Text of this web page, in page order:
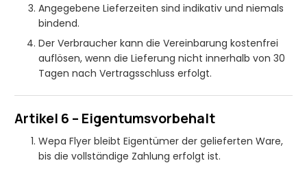
Angegebene Lieferzeiten sind indikativ und niemals
bindend.
Der Verbraucher kann die Vereinbarung kostenfrei
auflösen, wenn die Lieferung nicht innerhalb von 30
Tagen nach Vertragsschluss erfolgt.
Artikel 6 – Eigentumsvorbehalt
Wepa Flyer bleibt Eigentümer der gelieferten Ware,
bis die vollständige Zahlung erfolgt ist.